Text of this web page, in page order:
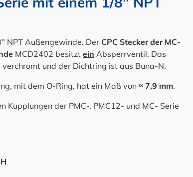
NPT Außengewinde. Der CPC Stecker der MC-
MCD2402 besitzt ein Absperrventil. Das
und der Dichtring ist aus Buna-N.
mit dem O-Ring, hat ein Maß von ≈ 7,9 mm.
Kupplungen der PMC-, PMC12- und MC- Serie